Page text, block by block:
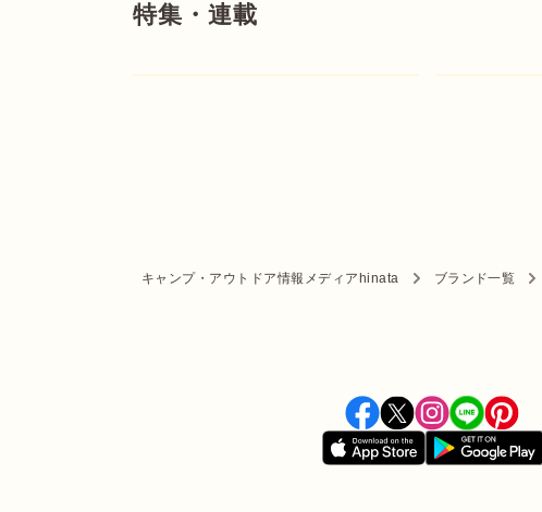
特集・連載
キャンプ・アウトドア情報メディアhinata ブランド一覧